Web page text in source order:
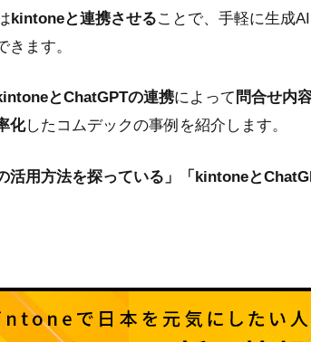
kintoneと連携させることで、手軽に生成
きます。
とChatGPTの連携によって 問合せ内
化したコムデックの事例を紹介します。
活用方法を探っている」「kintoneと